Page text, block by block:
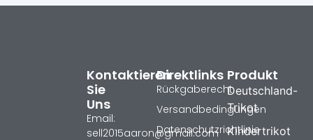
Produkt
Deutschland-
Trikot
Kindertrikot
Direktlinks
Rückgaberecht
Versandbedingungen
Datenschutzrichtlinie
Kontaktieren
Sie
Uns
Email:
sell2015aaron@gmail.com